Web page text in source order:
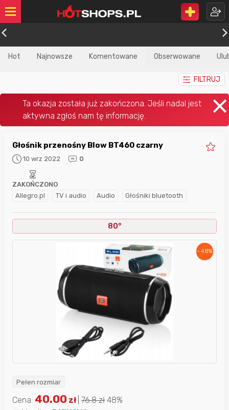
Hot Najnowsze Komentowane Obserwowane
FILTRUJ
Głośnik przenośny Blow BT460 czarny
10 wrz 2022 0
Allegro.pl TV i audio Audio Głośniki bluetooth
ZAKOŃCZONO
80°
- 48%
Pełen rozmiar
Cena: 40.00 zł 76.8zł 48%